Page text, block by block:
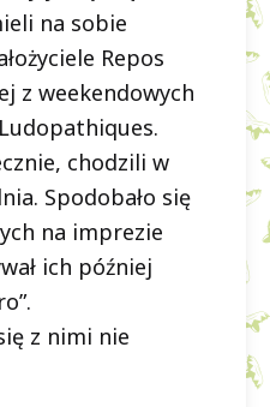
na sobie
Repos
z weekendowych
chodzili w
Spodobało się
na imprezie
ich później
z nimi nie